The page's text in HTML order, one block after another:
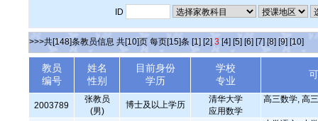
ID
>>>共[148]条教员信息 共[10]页 每页[15]条 [1] [2] 3 [4] [5] [6] [7] [8] [9] [10]
教员
编号
姓名
性别
目前身份
学历
学校
专业
2003789
张教员
(男)
博士及以上学历
清华大学
应用数学
高三数学, 高